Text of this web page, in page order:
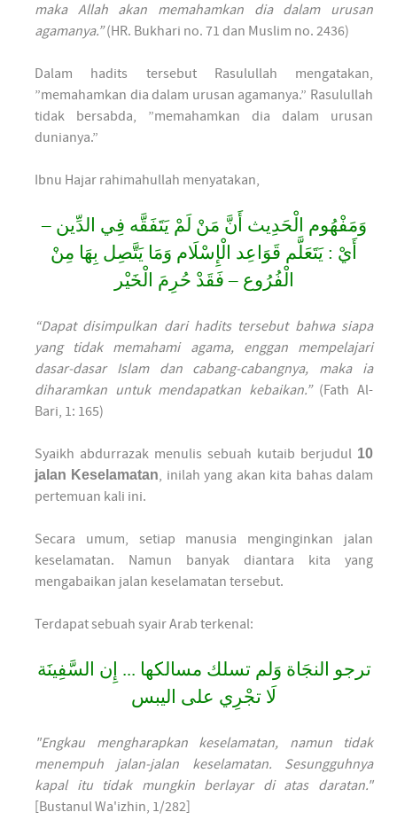
maka Allah akan memahamkan dia dalam urusan
agamanya.”(HR. Bukhari no. 71 dan Muslim no. 2436)
Dalam hadits tersebut Rasulullah mengatakan,
”memahamkan dia dalam urusan agamanya.” Rasulullah
tidak bersabda, ”memahamkan dia dalam urusan
dunianya.”
Ibnu Hajar rahimahullah menyatakan,
وَمَفْهُوم الْحَدِيث أَنَّ مَنْ لَمْ يَتَفَقَّه فِي الدِّين –
أَيْ : يَتَعَلَّم قَوَاعِد الْإِسْلَام وَمَا يَتَّصِل بِهَا مِنْ
الْفُرُوع – فَقَدْ حُرِمَ الْخَيْر
“Dapat disimpulkan dari hadits tersebut bahwa siapa
yang tidak memahami agama, enggan mempelajari
dasar-dasar Islam dan cabang-cabangnya, maka ia
diharamkan untuk mendapatkan kebaikan.”(Fath Al-
Bari, 1: 165)
Syaikh abdurrazak menulis sebuah kutaib berjudul 10
jalan Keselamatan, inilah yang akan kita bahas dalam
pertemuan kali ini.
Secara umum, setiap manusia menginginkan jalan
keselamatan. Namun banyak diantara kita yang
mengabaikan jalan keselamatan tersebut.
Terdapat sebuah syair Arab terkenal:
ترجو النجَاة وَلم تسلك مسالكها ... إِن السَّفِينَة
لَا تجْرِي على اليبس
"Engkau mengharapkan keselamatan, namun tidak
menempuh jalan-jalan keselamatan. Sesungguhnya
kapal itu tidak mungkin berlayar di atas daratan."
[Bustanul Wa'izhin, 1/282]